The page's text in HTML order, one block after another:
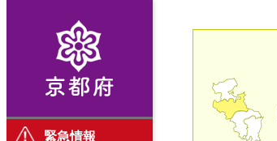
緊急情報